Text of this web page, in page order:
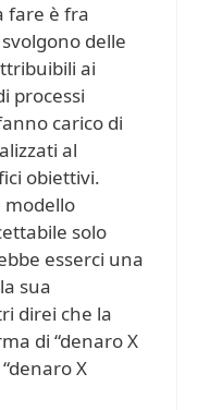
fare è fra
delle
ai
processi
carico di
al
obiettivi.
modello
solo
esserci una
sua
direi che la
di “denaro X
X